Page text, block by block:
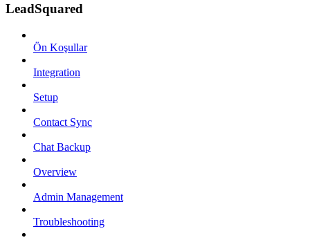
LeadSquared
Ön Koşullar
Integration
Setup
Contact Sync
Chat Backup
Overview
Admin Management
Troubleshooting